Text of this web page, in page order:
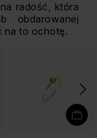
radość, która
obdarowanej
na to ochotę.